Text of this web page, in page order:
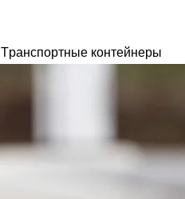
Tранспортные контейнеры